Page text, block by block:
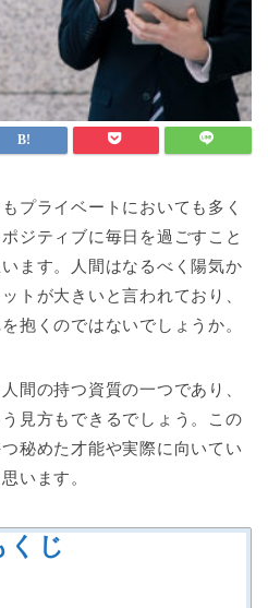
プライベートにおいても多く
ジティブに毎日を過ごすこと
ます。人間はなるべく陽気か
トが大きいと言われており、
抱くのではないでしょうか。
間の持つ資質の一つであり、
見方もできるでしょう。この
秘めた才能や実際に向いてい
います。
くじ